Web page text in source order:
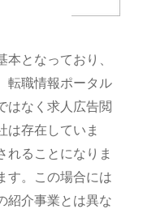
となっており、
転職情報ポータル
はなく求人広告閲
は存在していま
れることになりま
す。この場合には
紹介事業とは異な